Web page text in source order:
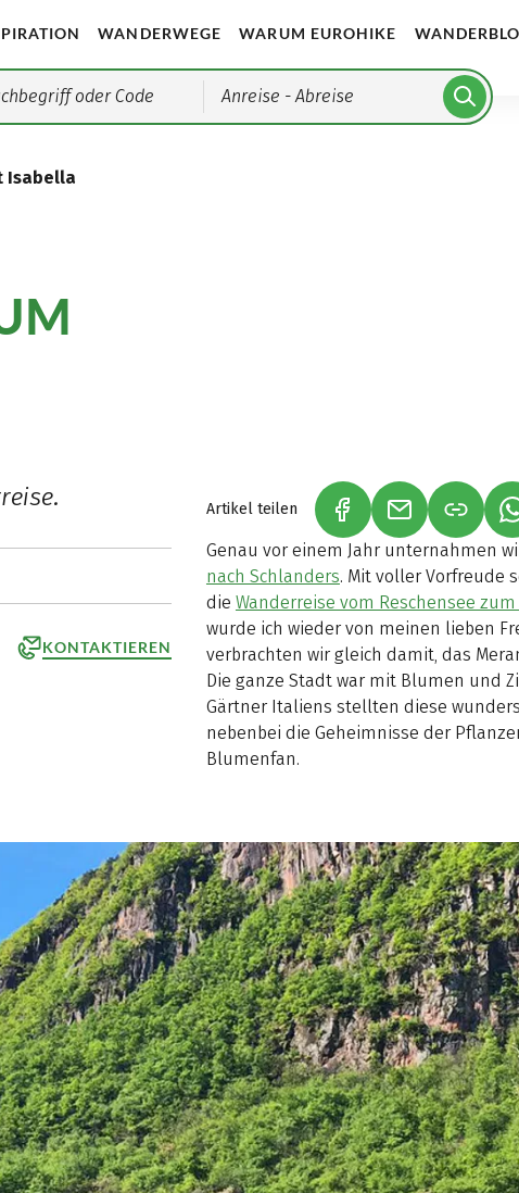
WANDERWEGE WARUM EUROHIKE
Anreise - Abreise
Isabella
KONTAKTIEREN
Artikel teilen (LINK ÖFFNET IN
(LINK ÖFFNET
Genau vor einem Jahr unternahmen
nach Schlanders. Mit voller Vorfreude
die Wanderreise vom Reschensee
wurde ich wieder von meinen lieben
verbrachten wir gleich damit, das
Die ganze Stadt war mit Blumen und
Gärtner Italiens stellten diese
nebenbei die Geheimnisse der
Blumenfan.